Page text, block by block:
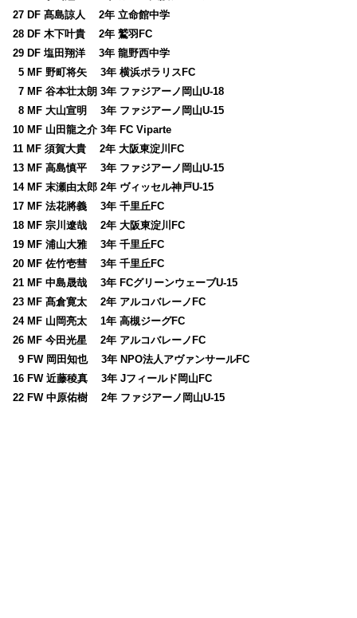
27 DF 髙島諒人 2年 立命館中学
28 DF 木下叶貴 2年 鷲羽FC
29 DF 塩田翔洋 3年 龍野西中学
05 MF 野町将矢 3年 横浜ポラリスFC
07 MF 谷本壮太朗 3年 ファジアーノ岡山U-18
08 MF 大山宣明 3年 ファジアーノ岡山U-15
10 MF 山田龍之介 3年 FC Viparte
11 MF 須賀大貴 2年 大阪東淀川FC
13 MF 高島慎平 3年 ファジアーノ岡山U-15
14 MF 末瀬由太郎 2年 ヴィッセル神戸U-15
17 MF 法花將義 3年 千里丘FC
18 MF 宗川遼哉 2年 大阪東淀川FC
19 MF 浦山大雅 3年 千里丘FC
20 MF 佐竹壱彗 3年 千里丘FC
21 MF 中島晟哉 3年 FCグリーンウェーブU-15
23 MF 髙倉寛太 2年 アルコバレーノFC
24 MF 山岡亮太 1年 高槻ジーグFC
26 MF 今田光星 2年 アルコバレーノFC
09 FW 岡田知也 3年 NPO法人アヴァンサールFC
16 FW 近藤稜真 3年 Jフィールド岡山FC
22 FW 中原佑樹 2年 ファジアーノ岡山U-15